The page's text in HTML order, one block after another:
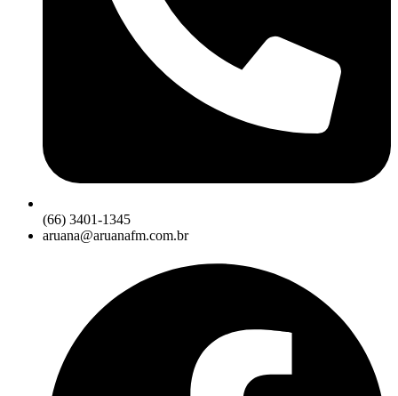
(66) 3401-1345
aruana@aruanafm.com.br